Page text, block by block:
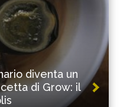
diventa un
di Grow: il